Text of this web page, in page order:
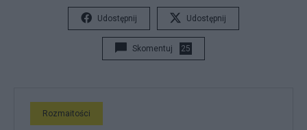
Udostępnij Udostępnij
Skomentuj 25
Rozmaitości